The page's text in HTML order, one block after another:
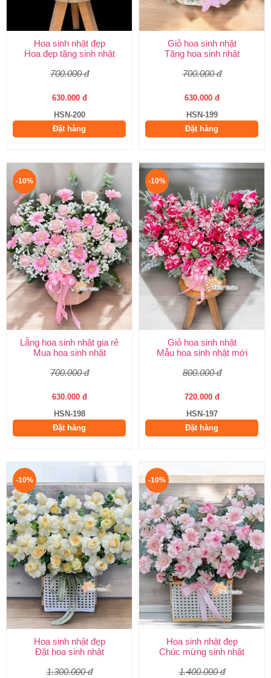
Hoa sinh nhật đẹp
Hoa đẹp tặng sinh nhật
700.000 đ
630.000 đ
HSN-200
Đặt hàng
Giỏ hoa sinh nhật
Tặng hoa sinh nhật
700.000 đ
630.000 đ
HSN-199
Đặt hàng
-10%
Lẵng hoa sinh nhật gia rẻ
Mua hoa sinh nhật
700.000 đ
630.000 đ
HSN-198
Đặt hàng
-10%
Giỏ hoa sinh nhật
Mẫu hoa sinh nhật mới
800.000 đ
720.000 đ
HSN-197
Đặt hàng
-10%
Hoa sinh nhật đẹp
Đặt hoa sinh nhật
1.300.000 đ
-10%
Hoa sinh nhật đẹp
Chúc mừng sinh nhật
1.400.000 đ